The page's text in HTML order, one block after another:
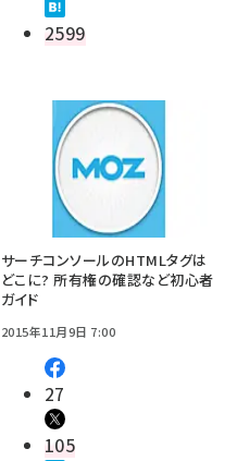
2599
サーチコンソールのHTMLタグは
どこに? 所有権の確認など初心者
ガイド
2015年11月9日 7:00
27
105